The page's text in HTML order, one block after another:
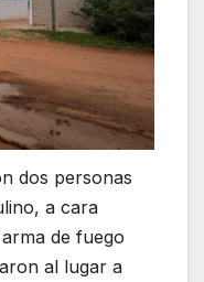
dos personas
a cara
de fuego
al lugar a